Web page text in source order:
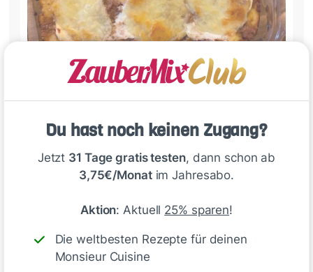
Du hast noch keinen Zugang?
Jetzt 31 Tage gratis testen, dann schon ab
3,75€/Monatim Jahresabo.
Aktion: Aktuell 25% sparen!
Die weltbesten Rezepte für deinen
Monsieur Cuisine
Jamie Marek
vor 4 Monaten
super lecker